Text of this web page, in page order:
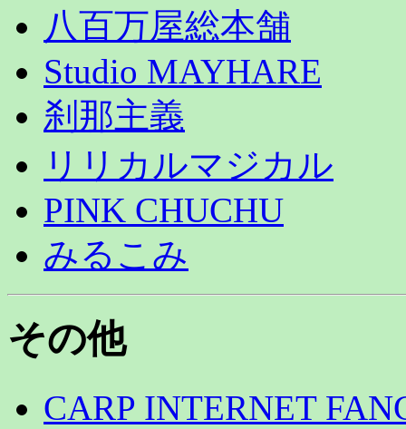
八百万屋総本舗
Studio MAYHARE
刹那主義
リリカルマジカル
PINK CHUCHU
みるこみ
その他
CARP INTERNET